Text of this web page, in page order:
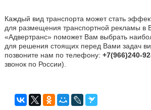
Каждый вид транспорта может стать
для размещения транспортной рекламы в
«Адвертранс» поможет Вам выбрать
для решения стоящих перед Вами задач
позвоните нам по телефону: +7(966)240-
звонок по России).